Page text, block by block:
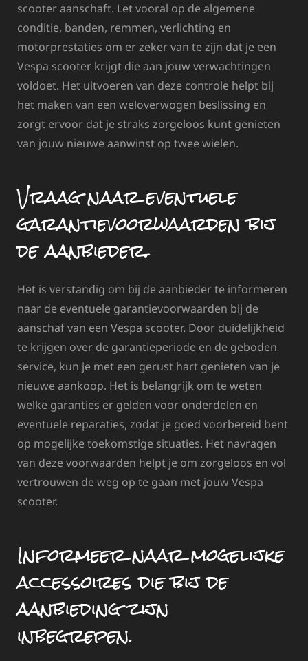
scooter aanschaft. Let vooral op de algemene
conditie, banden, remmen, verlichting en
motorprestaties om er zeker van te zijn dat je een
Vespa scooter krijgt die aan jouw verwachtingen
voldoet. Het uitvoeren van deze controle helpt bij
het maken van een weloverwogen beslissing en
zorgt ervoor dat je straks zorgeloos kunt genieten
van jouw nieuwe aanwinst op twee wielen.
Vraag naar eventuele
garantievoorwaarden bij
de aanbieder.
Het is verstandig om bij de aanbieder te informeren
naar de eventuele garantievoorwaarden bij de
aanschaf van een Vespa scooter. Door duidelijkheid
te krijgen over de garantieperiode en de geboden
service, kun je met een gerust hart genieten van je
nieuwe aankoop. Het is belangrijk om te weten
welke garanties er gelden voor onderdelen en
eventuele reparaties, zodat je goed voorbereid bent
op mogelijke toekomstige situaties. Het navragen
van deze voorwaarden helpt je om zorgeloos en vol
vertrouwen de weg op te gaan met jouw Vespa
scooter.
Informeer naar mogelijke
accessoires die bij de
aanbieding zijn
inbegrepen.